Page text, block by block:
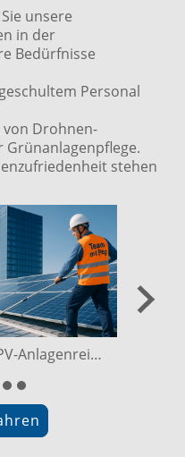
unsere
in der
Bedürfnisse
Personal
von Drohnen-
Grünanlagenpflege.
stehen
PV-Anlagenreinigung